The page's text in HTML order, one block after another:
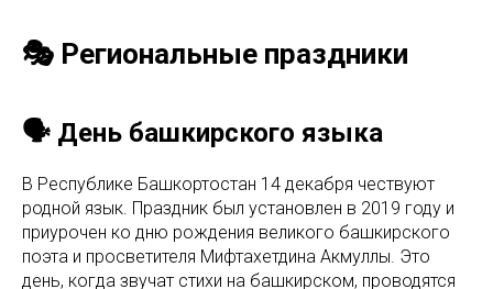
🎭 Региональные праздники
🗣️ День башкирского языка
В Республике Башкортостан 14 декабря чествуют
родной язык. Праздник был установлен в 2019 году и
приурочен ко дню рождения великого башкирского
поэта и просветителя Мифтахетдина Акмуллы. Это
день, когда звучат стихи на башкирском, проводятся